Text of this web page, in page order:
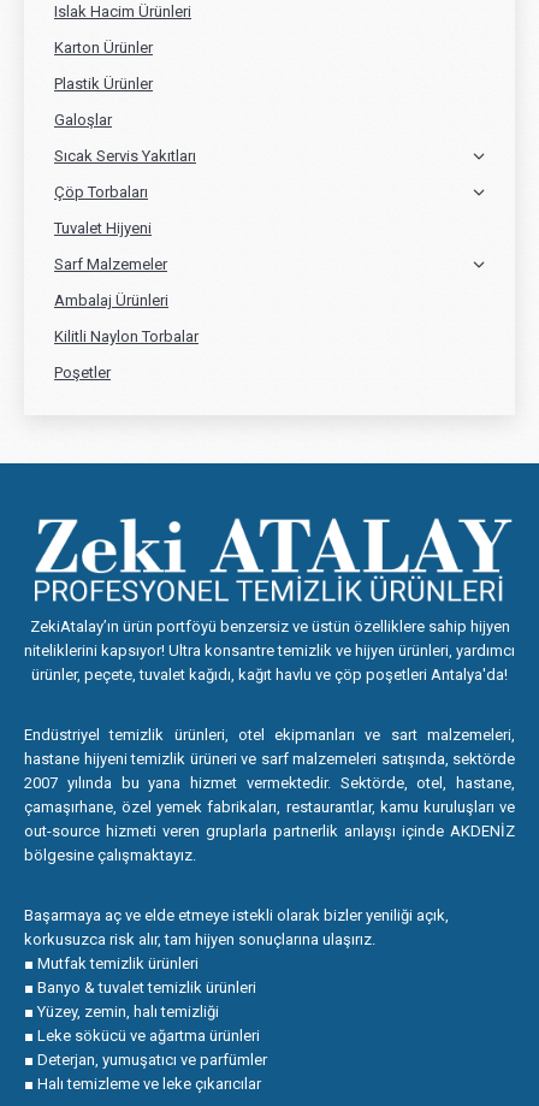
Islak Hacim Ürünleri
Karton Ürünler
Plastik Ürünler
Galoşlar
Sıcak Servis Yakıtları
Çöp Torbaları
Tuvalet Hijyeni
Sarf Malzemeler
Ambalaj Ürünleri
Kilitli Naylon Torbalar
Poşetler
ZekiAtalay’ın ürün portföyü benzersiz ve üstün özelliklere sahip hijyen
niteliklerini kapsıyor! Ultra konsantre temizlik ve hijyen ürünleri, yardımcı
ürünler, peçete, tuvalet kağıdı, kağıt havlu ve çöp poşetleri Antalya'da!
Endüstriyel temizlik ürünleri, otel ekipmanları ve sart malzemeleri,
hastane hijyeni temizlik ürüneri ve sarf malzemeleri satışında, sektörde
2007 yılında bu yana hizmet vermektedir. Sektörde, otel, hastane,
çamaşırhane, özel yemek fabrikaları, restaurantlar, kamu kuruluşları ve
out-source hizmeti veren gruplarla partnerlik anlayışı içinde AKDENİZ
bölgesine çalışmaktayız.
Başarmaya aç ve elde etmeye istekli olarak bizler yeniliği açık,
korkusuzca risk alır, tam hijyen sonuçlarına ulaşırız.
■ Mutfak temizlik ürünleri
■ Banyo & tuvalet temizlik ürünleri
■ Yüzey, zemin, halı temizliği
■ Leke sökücü ve ağartma ürünleri
■ Deterjan, yumuşatıcı ve parfümler
■ Halı temizleme ve leke çıkarıcılar